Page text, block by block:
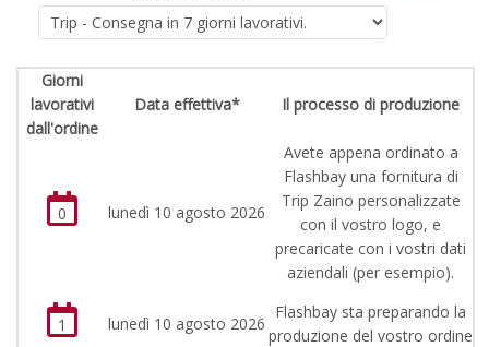
Giorni
lavorativi
dall'ordine
Data effettiva* Il processo di produzione
0 lunedì 10 agosto 2026
Avete appena ordinato a
Flashbay una fornitura di
Trip Zaino personalizzate
con il vostro logo, e
precaricate con i vostri dati
aziendali (per esempio).
1 lunedì 10 agosto 2026
Flashbay sta preparando la
produzione del vostro ordine